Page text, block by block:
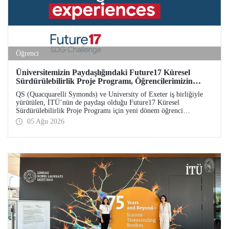
Öğrenci
Üniversitemizin Paydaşlığındaki Future17 Küresel
Sürdürülebilirlik Proje Programı, Öğrencilerimizin
Başvurularını Bekliyor
QS (Quacquarelli Symonds) ve University of Exeter iş birliğiyle
yürütülen, İTÜ’nün de paydaşı olduğu Future17 Küresel
Sürdürülebilirlik Proje Programı için yeni dönem öğrenci
başvuruları açıldı. Başvurular için son gün 31 Ağustos!
05 Ağu 2026